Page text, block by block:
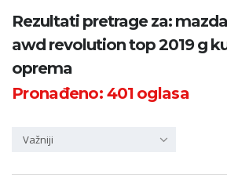
Kategorija
Samo sa slikom
Rezultati pretrage za:
awd revolution top 2019 g
oprema
Pronađeno:401oglasa
Važniji